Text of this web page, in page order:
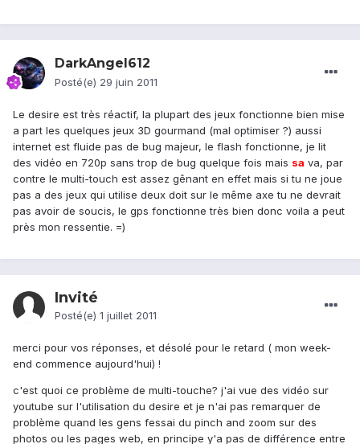
DarkAngel612
Posté(e) 29 juin 2011
Le desire est très réactif, la plupart des jeux fonctionne bien mise
a part les quelques jeux 3D gourmand (mal optimiser ?) aussi
internet est fluide pas de bug majeur, le flash fonctionne, je lit
des vidéo en 720p sans trop de bug quelque fois mais sa va, par
contre le multi-touch est assez gênant en effet mais si tu ne joue
pas a des jeux qui utilise deux doit sur le même axe tu ne devrait
pas avoir de soucis, le gps fonctionne très bien donc voila a peut
près mon ressentie. =)
Invité
Posté(e) 1 juillet 2011
merci pour vos réponses, et désolé pour le retard ( mon week-
end commence aujourd'hui) !
c'est quoi ce problème de multi-touche? j'ai vue des vidéo sur
youtube sur l'utilisation du desire et je n'ai pas remarquer de
problème quand les gens fessai du pinch and zoom sur des
photos ou les pages web, en principe y'a pas de différence entre